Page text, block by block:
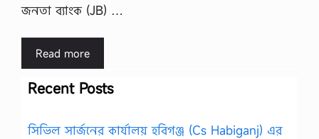
জনতা ব্যাংক (JB) …
Read more
Recent Posts
সিভিল সার্জনের কার্যালয় হবিগঞ্জ (Cs Habiganj) এর